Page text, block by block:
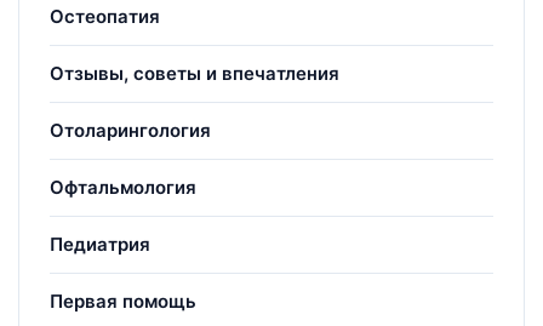
Остеопатия
Отзывы, советы и впечатления
Отоларингология
Офтальмология
Педиатрия
Первая помощь